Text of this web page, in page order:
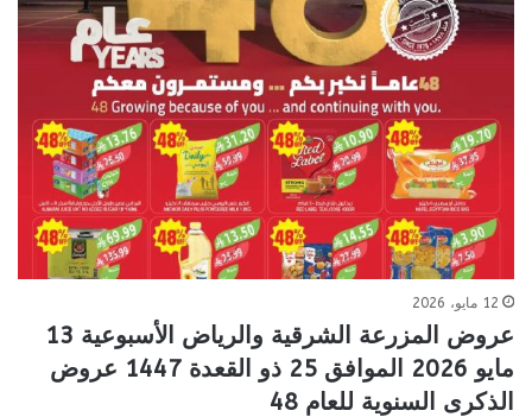
12 مايو، 2026
عروض المزرعة الشرقية والرياض الأسبوعية 13
مايو 2026 الموافق 25 ذو القعدة 1447 عروض
الذكرى السنوية للعام 48